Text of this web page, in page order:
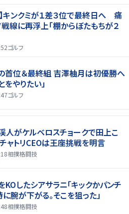
キンクミが１差３位で最終日へ 痛
線に再浮上「棚からぼたもちが２
ゴルフ
首位＆最終組 吉澤柚月は初優勝へ
をやりたい」
ゴルフ
人がケルベロスチョークで田上こ
ャトリCEOは王座挑戦を明言
相撲格闘技
KOしたシアサラニ「キックかパンチ
腕が下がる。そこを狙った」
相撲格闘技